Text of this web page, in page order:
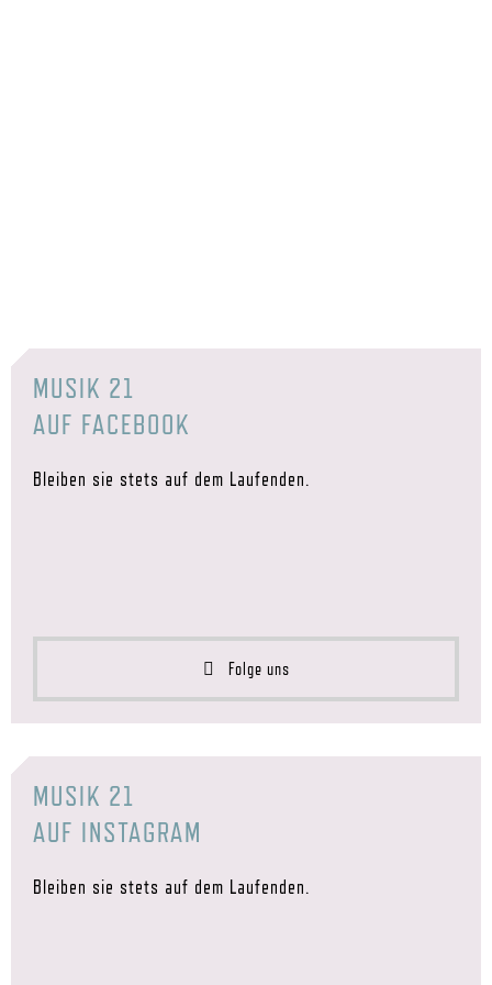
MUSIK 21
AUF FACEBOOK
Bleiben sie stets auf dem Laufenden.
Folge uns
MUSIK 21
AUF INSTAGRAM
Bleiben sie stets auf dem Laufenden.